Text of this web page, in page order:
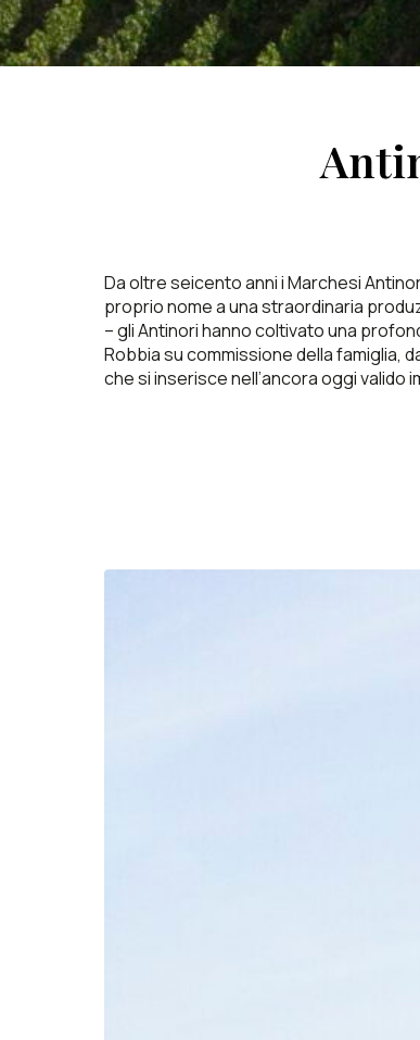
Da oltre seicento anni i Marchesi
proprio nome a una straordinaria
– gli Antinori hanno coltivato una
Robbia su commissione della famiglia,
che si inserisce nell’ancora oggi